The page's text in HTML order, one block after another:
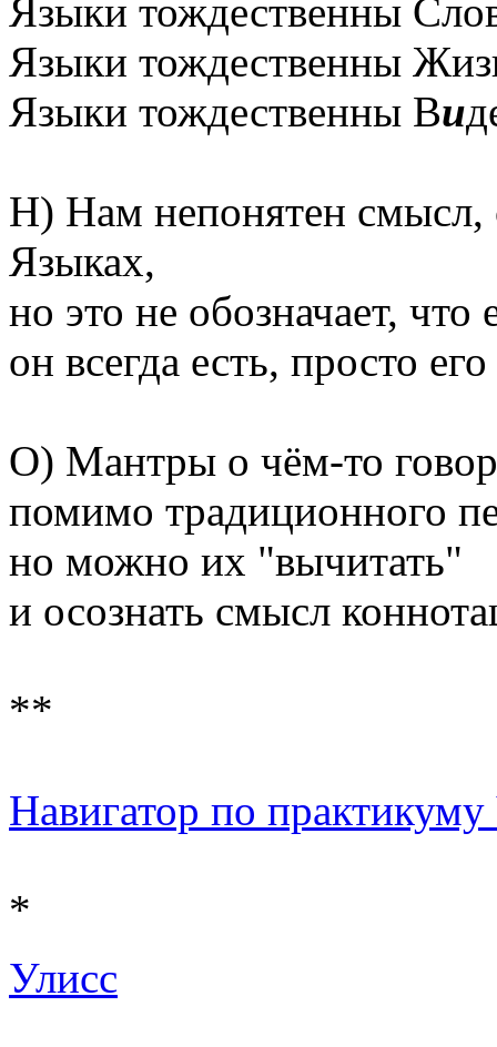
Языки тождественны
Языки тождественны
Языки тождественны Ви
Н) Нам непонятен смысл,
Языках,
но это не обозначает, что
он всегда есть, просто
О) Мантры о чём-то
помимо традиционного
но можно их "вычитать"
и осознать смысл
**
Навигатор по
*
Улисс